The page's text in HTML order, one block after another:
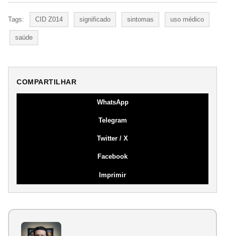
Tags: CID Z014 significado sintomas uso médico
saúde
COMPARTILHAR
WhatsApp
Telegram
Twitter / X
Facebook
Imprimir